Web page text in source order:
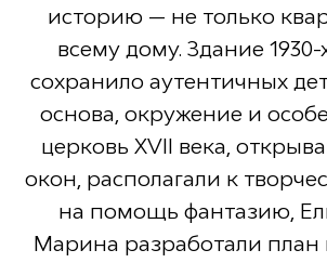
историю — не только
всему дому. Здание 1930-
сохранило аутентичных
основа, окружение и
церковь XVII века,
окон, располагали к
на помощь фантазию,
Марина разработали план